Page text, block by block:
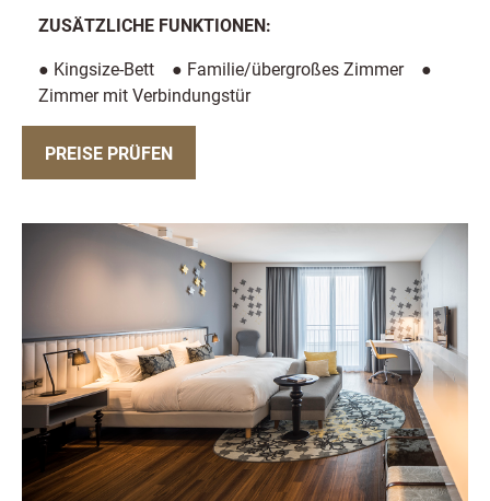
ZUSÄTZLICHE FUNKTIONEN:
● Kingsize-Bett ● Familie/übergroßes Zimmer ●
Zimmer mit Verbindungstür
PREISE PRÜFEN